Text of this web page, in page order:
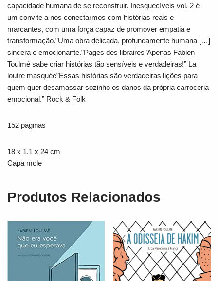
capacidade humana de se reconstruir. Inesquecíveis vol. 2 é
um convite a nos conectarmos com histórias reais e
marcantes, com uma força capaz de promover empatia e
transformação.”Uma obra delicada, profundamente humana […]
sincera e emocionante.”Pages des libraires”Apenas Fabien
Toulmé sabe criar histórias tão sensíveis e verdadeiras!” La
loutre masquée”Essas histórias são verdadeiras lições para
quem quer desamassar sozinho os danos da própria carroceria
emocional.” Rock & Folk
152 páginas
18 x 1.1 x 24 cm
Capa mole
Produtos Relacionados